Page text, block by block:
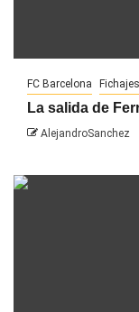
FC Barcelona Fichajes
La salida de
AlejandroSanchez